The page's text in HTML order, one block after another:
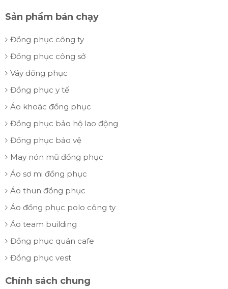
Sản phẩm bán chạy
Đồng phục công ty
Đồng phục công sở
Váy đồng phục
Đồng phục y tế
Áo khoác đồng phục
Đồng phục bảo hộ lao động
Đồng phục bảo vệ
May nón mũ đồng phục
Áo sơ mi đồng phục
Áo thun đồng phục
Áo đồng phục polo công ty
Áo team building
Đồng phục quán cafe
Đồng phục vest
Chính sách chung